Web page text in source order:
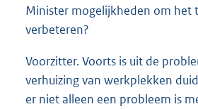
Minister mogelijkheden om het
verbeteren?
Voorzitter. Voorts is uit de
verhuizing van werkplekken
er niet alleen een probleem is